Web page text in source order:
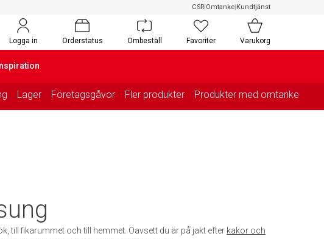
CSR|Omtanke|Kundtjänst
Logga in Orderstatus Ombeställ Favoriter Varukorg
Inspiration
Lager Företagsgåvor Fler produkter Produkter med omtanke
till fikarummet och till hemmet. Oavsett du är på jakt efter kakor och